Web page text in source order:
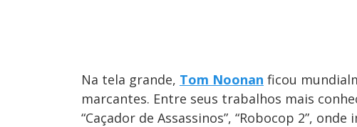
Na tela grande, Tom Noonan ficou
marcantes. Entre seus trabalhos mais
“Caçador de Assassinos”, “Robocop 2”,